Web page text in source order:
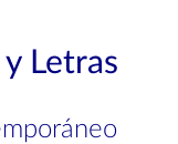
Letras